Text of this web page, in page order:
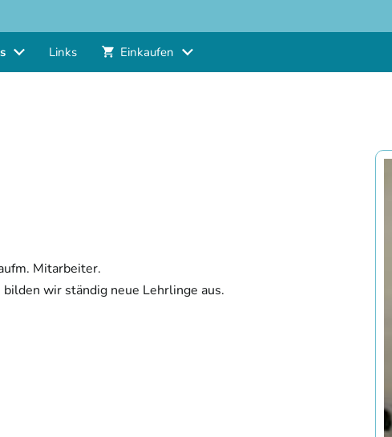
Links Einkaufen
Mitarbeiter.
wir ständig neue Lehrlinge aus.